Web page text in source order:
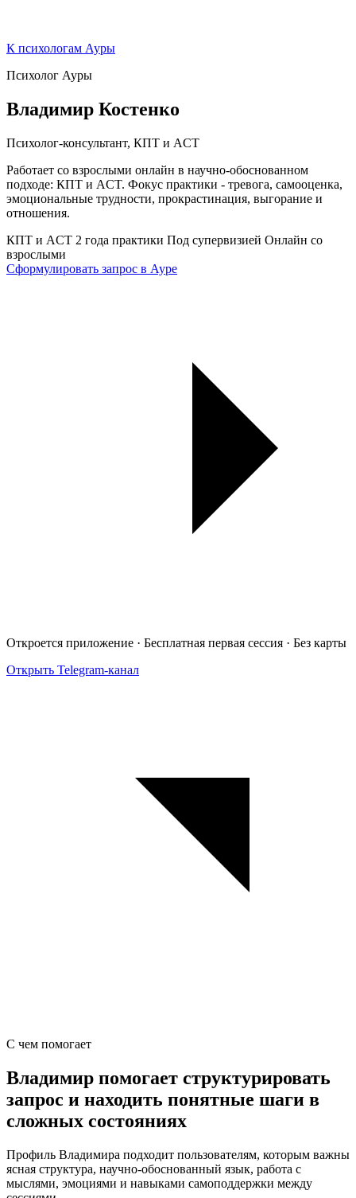
К психологам Ауры
Психолог Ауры
Владимир Костенко
Психолог-консультант, КПТ и ACT
Работает со взрослыми онлайн в научно-обоснованном
подходе: КПТ и ACT. Фокус практики - тревога, самооценка,
эмоциональные трудности, прокрастинация, выгорание и
отношения.
КПТ и ACT 2 года практики Под супервизией Онлайн со
взрослыми
Сформулировать запрос в Ауре
Откроется приложение · Бесплатная первая сессия · Без карты
Открыть Telegram-канал
С чем помогает
Владимир помогает структурировать
запрос и находить понятные шаги в
сложных состояниях
Профиль Владимира подходит пользователям, которым важны
ясная структура, научно-обоснованный язык, работа с
мыслями, эмоциями и навыками самоподдержки между